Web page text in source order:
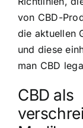
von CBD-
die aktuellen
und diese
man CBD
CBD als